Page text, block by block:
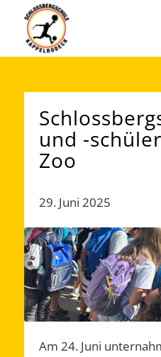
und -
Zoo
29. Juni 2025
Am 24. Juni